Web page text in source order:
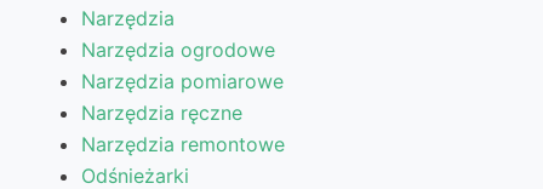
Narzędzia
Narzędzia ogrodowe
Narzędzia pomiarowe
Narzędzia ręczne
Narzędzia remontowe
Odśnieżarki